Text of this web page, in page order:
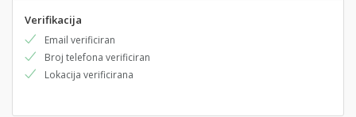
Verifikacija
Email verificiran
Broj telefona verificiran
Lokacija verificirana